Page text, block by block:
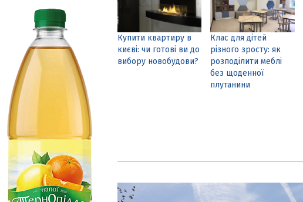
Купити квартиру в
києві: чи готові ви до
вибору новобудови?
Клас для дітей
різного зросту: як
розподілити меблі
без щоденної
плутанини